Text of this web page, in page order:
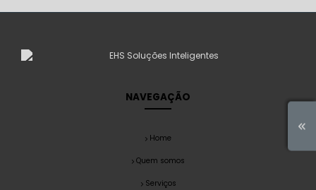
NAVEGAÇÃO
Home
Quem somos
Serviços